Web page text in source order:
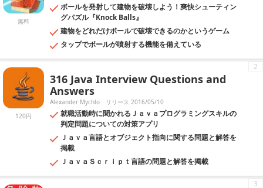
無料
ボールを発射して建物を破壊しよう！爽快シューティン
グパズル『Knock Balls』
建物をどれだけボールで破壊できるのかというゲーム
タップでボールが噴射する機能を備えている
120円
316 Java Interview Questions and
Answers
Alexander Mychlo リリース 2016/05/10
就職活動時に聞かれるＪａｖａプログラミングスキルの
判定問題についての対策アプリ
Ｊａｖａ言語とオブジェクト指向に関する問題と解答を
掲載
ＪａｖａＳｃｒｉｐｔ言語の問題と解答を掲載
2
3